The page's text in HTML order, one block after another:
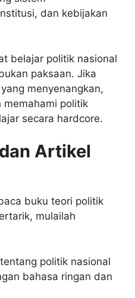
dan kebijakan
belajar politik nasional
paksaan. Jika
menyenangkan,
memahami politik
secara hardcore.
Artikel
buku teori politik
mulailah
politik nasional
bahasa ringan dan